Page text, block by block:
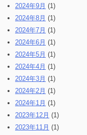
2024年9月 (1)
2024年8月 (1)
2024年7月 (1)
2024年6月 (1)
2024年5月 (1)
2024年4月 (1)
2024年3月 (1)
2024年2月 (1)
2024年1月 (1)
2023年12月 (1)
2023年11月 (1)